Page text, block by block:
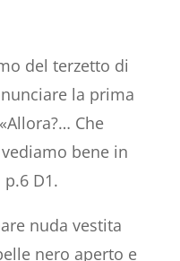
del terzetto di
la prima
Che
bene in
D1.
nuda vestita
nero aperto e